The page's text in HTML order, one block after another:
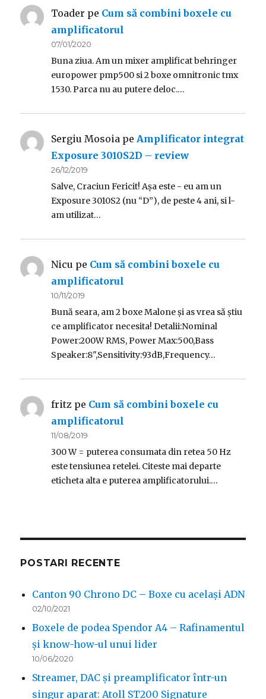
Toader pe Cum să combini boxele cu
amplificatorul
07/01/2020
Buna ziua. Am un mixer amplificat behringer
europower pmp500 si 2 boxe omnitronic tmx
1530. Parca nu au putere deloc.…
Sergiu Mosoia peAmplificator integrat
Exposure 3010S2D – review
26/12/2019
Salve, Craciun Fericit! Așa este - eu am un
Exposure 3010S2 (nu “D”), de peste 4 ani, si l-
am utilizat…
Nicu pe Cum să combini boxele cu
amplificatorul
10/11/2019
Bună seara, am 2 boxe Malone și as vrea să știu
ce amplificator necesita! Detalii:Nominal
Power:200W RMS, Power Max:500,Bass
Speaker:8",Sensitivity:93dB,Frequency…
fritz pe Cum să combini boxele cu
amplificatorul
11/08/2019
300 W = puterea consumata din retea 50 Hz
este tensiunea retelei. Citeste mai departe
eticheta alta e puterea amplificatorului.…
POSTARI RECENTE
Canton 90 Chrono DC – Boxe cu același ADN
02/10/2021
Boxele de podea Spendor A4 – Rafinamentul
și know-how-ul unui lider
10/06/2020
Streamer, DAC și preamplificator într-un
singur aparat: Atoll ST200 Signature